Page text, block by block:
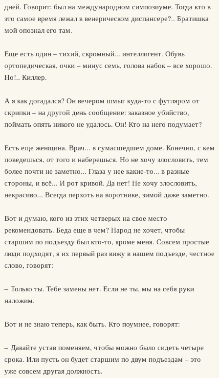
дней. Говорит: был на международном симпозиуме. Тогда кто в
это самое время лежал в венерическом диспансере?.. Братишка
мой опознал его там.
Еще есть один – тихий, скромный... интеллигент. Обувь
ортопедическая, очки – минус семь, голова набок – все хорошо.
Но!.. Киллер.
А я как догадался? Он вечером шмыг куда-то с футляром от
скрипки – на другой день сообщение: заказное убийство,
поймать опять никого не удалось. Он! Кто на него подумает?
Есть еще женщина. Врач... в сумасшедшем доме. Конечно, с кем
поведешься, от того и наберешься. Но не хочу злословить, тем
более почти не заметно... Глаза у нее какие-то... в разные
стороны, и всё... И рот кривой. Да нет! Не хочу злословить,
некрасиво... Всегда перхоть на воротнике, зимой даже заметно.
Вот и думаю, кого из этих четверых на свое место
рекомендовать. Беда еще в чем? Народ не хочет, чтобы
старшим по подъезду был кто-то, кроме меня. Совсем простые
люди подходят, я их первый раз вижу в нашем подъезде, честное
слово, говорят:
– Только ты. Тебе замены нет. Если не ты, мы на себя руки
наложим.
Вот и не знаю теперь, как быть. Кто поумнее, говорят:
– Давайте устав поменяем, чтобы можно было сидеть четыре
срока. Или пусть он будет старшим по двум подъездам – это
уже совсем другая должность.